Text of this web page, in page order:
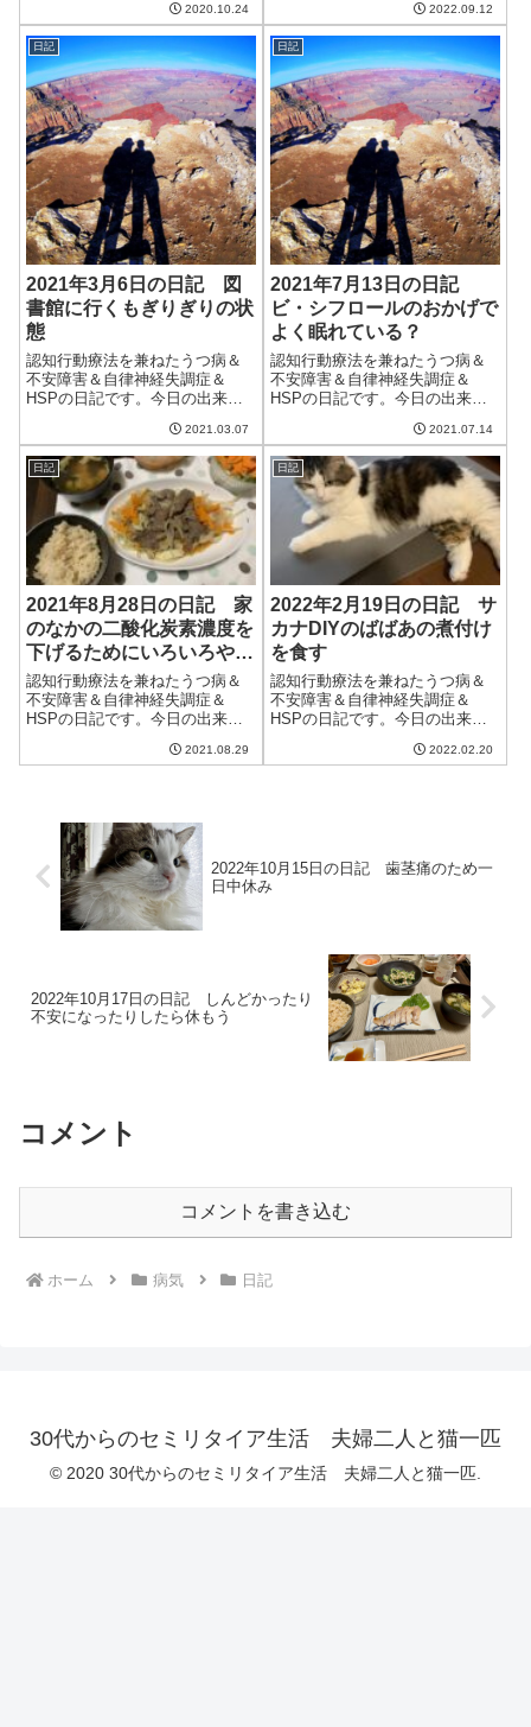
く雨で気分も下がる。ようやく
周期的に変わる天気が終わり、
明日からは晴天が続くらしい。
これで少しは調子が良くなると
いいなぁ。今日か...
2020.10.24 2022.09.12
日記
2021年3月6日の日記 図
書館に行くもぎりぎりの状
態
認知行動療法を兼ねたうつ病＆
不安障害＆自律神経失調症＆
HSPの日記です。今日の出来事
がり、非常に過ごしやすい一日
だった。ただ、明日はまた気温
が11度まで下がるらしい。これ
が底で、ここから気温は上がっ
ていくようだ...
2021.03.07
日記
2021年7月13日の日記
ビ・シフロールのおかげで
よく眠れている？
認知行動療法を兼ねたうつ病＆
不安障害＆自律神経失調症＆
HSPの日記です。今日の出来事
り、雨が降ったりと変わりやす
い天気。暑さは少し落ち着い
て、割と過ごしやすい一日だっ
た。ただ、週間天気を見ると最
高気温が34度とか...
2021.07.14
日記
2021年8月28日の日記 家
のなかの二酸化炭素濃度を
下げるためにいろいろやっ
てみた
認知行動療法を兼ねたうつ病＆
不安障害＆自律神経失調症＆
HSPの日記です。今日の出来事
上がり、暑い。明日は曇りで少
の寝室の二酸化...
2021.08.29
日記
2022年2月19日の日記 サ
カナDIYのばばあの煮付け
を食す
認知行動療法を兼ねたうつ病＆
不安障害＆自律神経失調症＆
HSPの日記です。今日の出来事
がなく、肌寒い一日だった。そ
2022.02.20
2022年10月15日の日記 歯茎痛のため一
日中休み
2022年10月17日の日記 しんどかったり
不安になったりしたら休もう
コメント
コメントを書き込む
ホーム 病気 日記
30代からのセミリタイア生活 夫婦二人と猫一匹
© 2020 30代からのセミリタイア生活 夫婦二人と猫一匹.